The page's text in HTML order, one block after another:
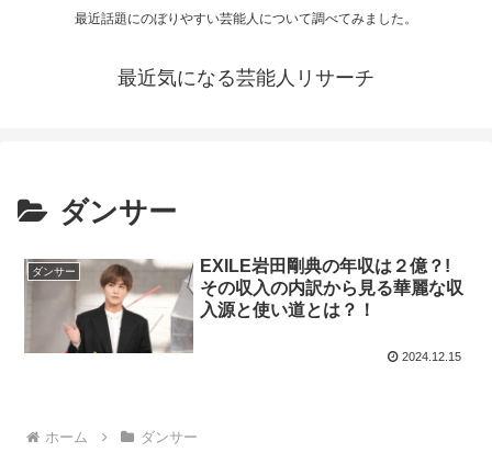
最近話題にのぼりやすい芸能人について調べてみました。
最近気になる芸能人リサーチ
ダンサー
ダンサー
EXILE岩田剛典の年収は２億？!
その収入の内訳から見る華麗な収
入源と使い道とは？！
2024.12.15
ホーム ダンサー